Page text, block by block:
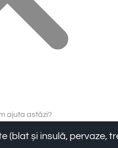
ajuta astăzi?
(blat și insulă, pervaze,